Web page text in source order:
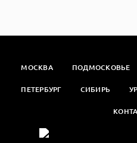
МОСКВА ПОДМОСКОВЬЕ
ПЕТЕРБУРГ СИБИРЬ